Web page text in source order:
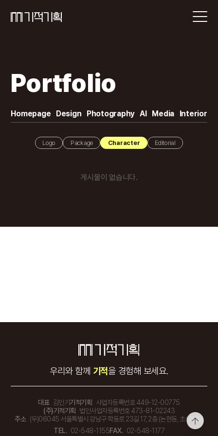
Portfolio
Homepage Design Photography AI Media Interior
Logo Package Character Editorial
게시물이 없습니다.
우리와 함께 기적을 경험해 보세요.
대표 김인기기적기획 사업자등록번호 449-12-00775
(주)기적기획 법인사업자등록번호 473-81-02243
주소 (우)06045 서울특별시 강남구 학동로 23길 17, 2층 (논현동, 초석빌딩)
TEL. 02-548-1155FAX. 02-548-1177